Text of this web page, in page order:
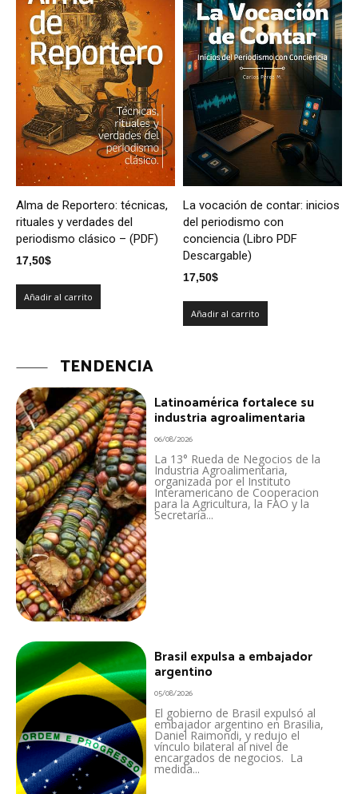
Alma de Reportero: técnicas,
rituales y verdades del
periodismo clásico – (PDF)
17,50$
Añadir al carrito
La vocación de contar: inicios
del periodismo con
conciencia (Libro PDF
Descargable)
17,50$
Añadir al carrito
TENDENCIA
Latinoamérica fortalece su
industria agroalimentaria
06/08/2026
La 13° Rueda de Negocios de la
Industria Agroalimentaria,
organizada por el Instituto
Interamericano de Cooperacion
para la Agricultura, la FAO y la
Secretaría...
Brasil expulsa a embajador
argentino
05/08/2026
El gobierno de Brasil expulsó al
embajador argentino en Brasilia,
Daniel Raimondi, y redujo el
vínculo bilateral al nivel de
encargados de negocios. La
medida...